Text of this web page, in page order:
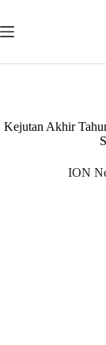
content
Kejutan Akhir
ION